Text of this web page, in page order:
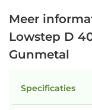
Meer
Lowstep D
Gunmetal
Specificaties